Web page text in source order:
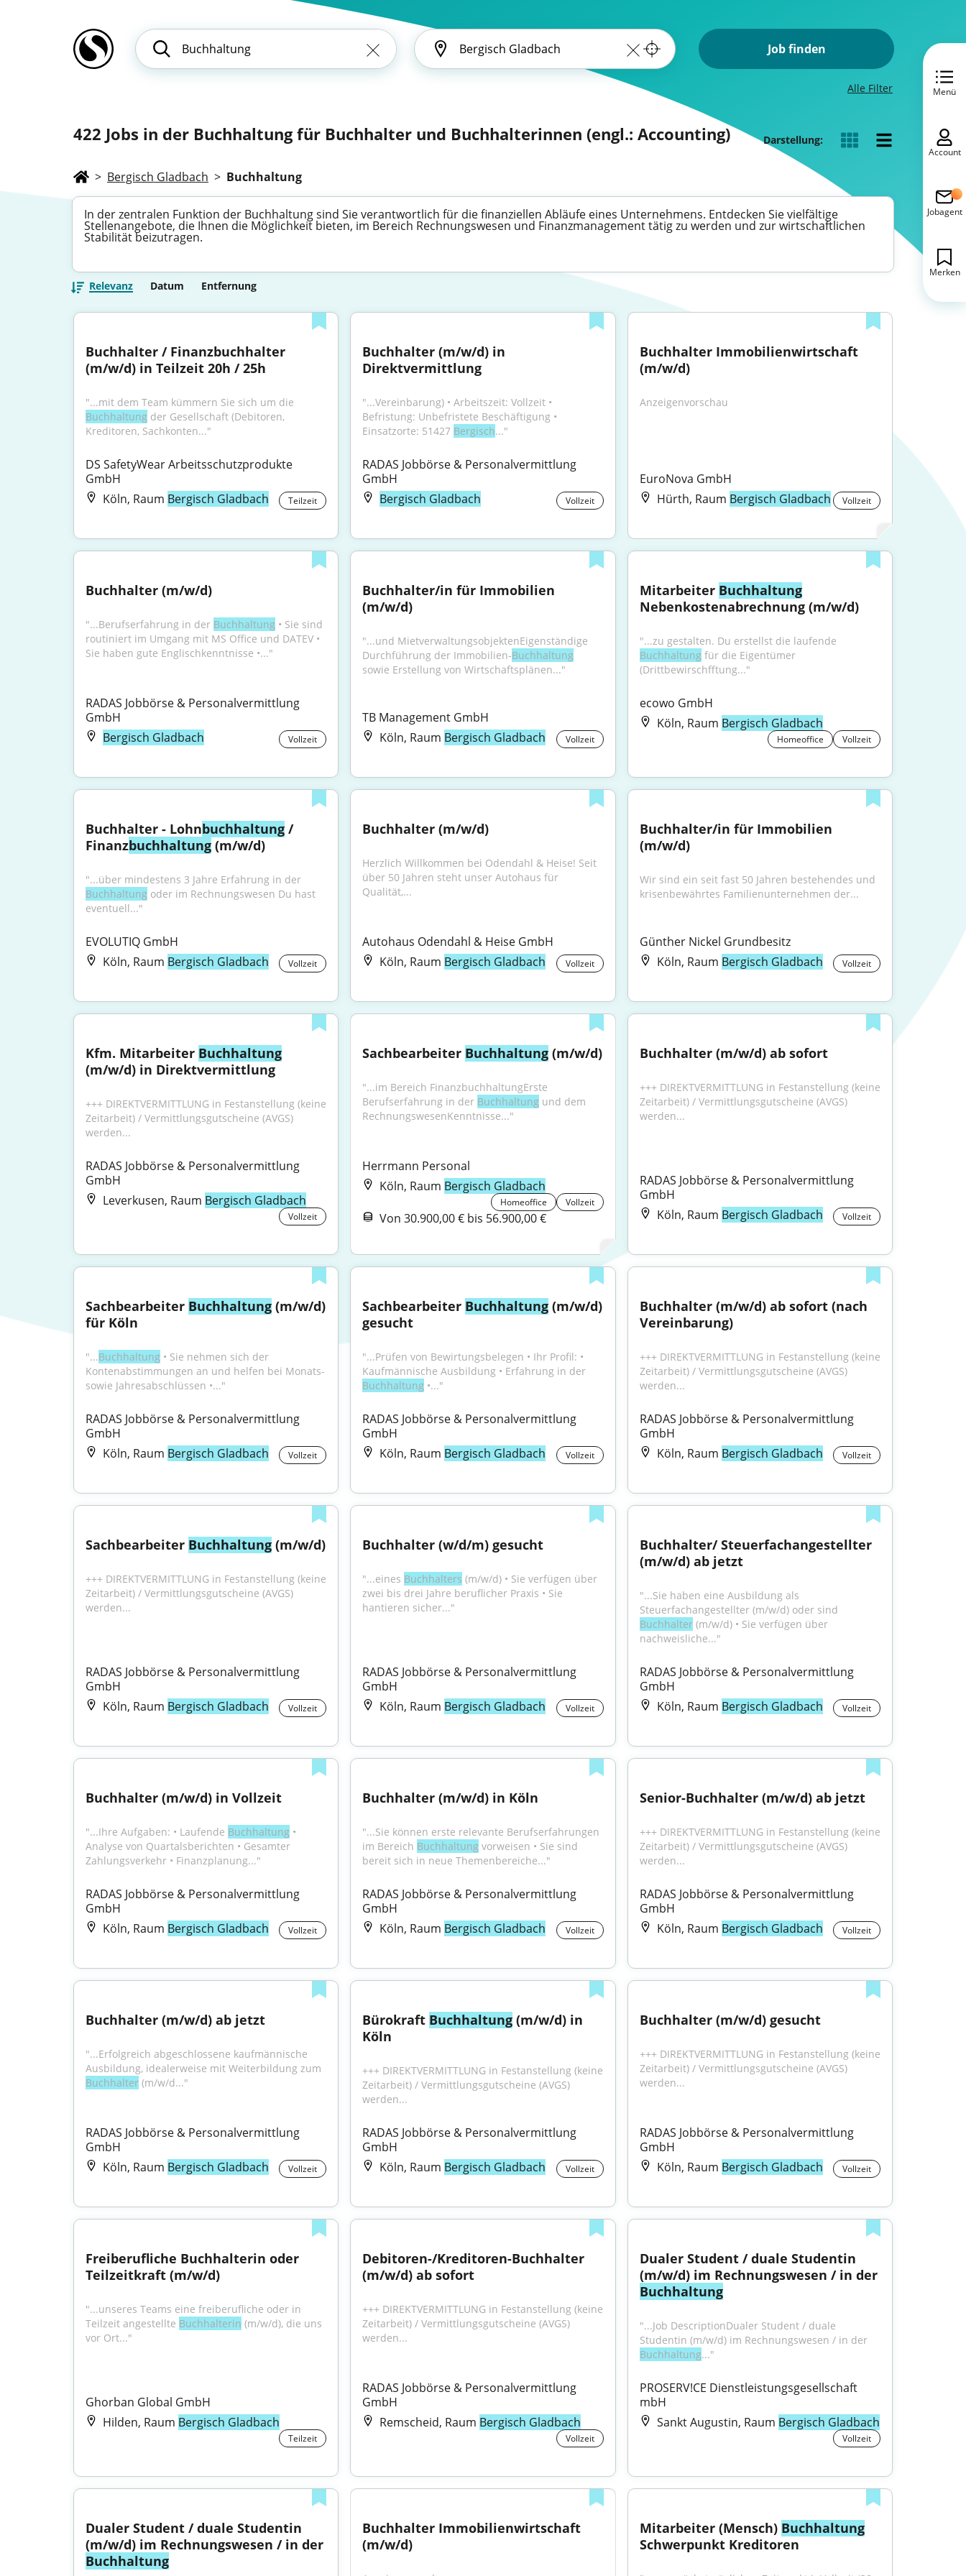
Job finden
Alle Filter
422 Jobs in der Buchhaltung für Buchhalter und Buchhalterinnen (engl.: Accounting) Darstellung:
> Bergisch Gladbach > Buchhaltung
In der zentralen Funktion der Buchhaltung sind Sie verantwortlich für die finanziellen Abläufe eines Unternehmens. Entdecken Sie vielfältige
Stellenangebote, die Ihnen die Möglichkeit bieten, im Bereich Rechnungswesen und Finanzmanagement tätig zu werden und zur wirtschaftlichen
Stabilität beizutragen.
Relevanz Datum Entfernung
Buchhalter / Finanzbuchhalter
(m/w/d) in Teilzeit 20h / 25h
Buchhaltung der Gesellschaft (Debitoren,
Kreditoren, Sachkonten..."
DS SafetyWear Arbeitsschutzprodukte
GmbH
Köln, Raum Bergisch Gladbach Teilzeit
Buchhalter (m/w/d) in
Direktvermittlung
"...Vereinbarung) • Arbeitszeit: Vollzeit •
Befristung: Unbefristete Beschäftigung •
Einsatzorte: 51427 Bergisch..."
RADAS Jobbörse & Personalvermittlung
GmbH
Bergisch Gladbach
Vollzeit
Buchhalter Immobilienwirtschaft
(m/w/d)
Anzeigenvorschau
EuroNova GmbH
Hürth, Raum Bergisch Gladbach Vollzeit
Buchhalter (m/w/d)
"...Berufserfahrung in der Buchhaltung • Sie sind
routiniert im Umgang mit MS Office und DATEV •
Sie haben gute Englischkenntnisse •..."
RADAS Jobbörse & Personalvermittlung
GmbH
Bergisch Gladbach
Vollzeit
Buchhalter/in für Immobilien
(m/w/d)
"...und MietverwaltungsobjektenEigenständige
Durchführung der Immobilien-Buchhaltung
sowie Erstellung von Wirtschaftsplänen..."
TB Management GmbH
Köln, Raum Bergisch Gladbach Vollzeit
Mitarbeiter Buchhaltung
Nebenkostenabrechnung (m/w/d)
Buchhaltung für die Eigentümer
(Drittbewirschfftung..."
ecowo GmbH
Köln, Raum Bergisch Gladbach
Homeoffice Vollzeit
Buchhalter - Lohnbuchhaltung /
Finanzbuchhaltung (m/w/d)
Buchhaltung oder im Rechnungswesen Du hast
eventuell..."
EVOLUTIQ GmbH
Köln, Raum Bergisch Gladbach Vollzeit
Buchhalter (m/w/d)
Herzlich Willkommen bei Odendahl & Heise! Seit
über 50 Jahren steht unser Autohaus für
Qualität,...
Autohaus Odendahl & Heise GmbH
Köln, Raum Bergisch Gladbach Vollzeit
Buchhalter/in für Immobilien
(m/w/d)
Wir sind ein seit fast 50 Jahren bestehendes und
krisenbewährtes Familienunternehmen der...
Günther Nickel Grundbesitz
Köln, Raum Bergisch Gladbach Vollzeit
Kfm. Mitarbeiter Buchhaltung
(m/w/d) in Direktvermittlung
+++ DIREKTVERMITTLUNG in Festanstellung (keine
Zeitarbeit) / Vermittlungsgutscheine (AVGS)
werden...
RADAS Jobbörse & Personalvermittlung
GmbH
Leverkusen, Raum Bergisch Gladbach
Vollzeit
Sachbearbeiter Buchhaltung (m/w/d)
"...im Bereich FinanzbuchhaltungErste
Berufserfahrung in der Buchhaltung und dem
RechnungswesenKenntnisse..."
Herrmann Personal
Köln, Raum Bergisch Gladbach
Homeoffice Vollzeit
Von 30.900,00 € bis 56.900,00 €
Buchhalter (m/w/d) ab sofort
+++ DIREKTVERMITTLUNG in Festanstellung (keine
Zeitarbeit) / Vermittlungsgutscheine (AVGS)
werden...
RADAS Jobbörse & Personalvermittlung
GmbH
Köln, Raum Bergisch Gladbach Vollzeit
Sachbearbeiter Buchhaltung (m/w/d)
für Köln
"...Buchhaltung • Sie nehmen sich der
Kontenabstimmungen an und helfen bei Monats-
sowie Jahresabschlüssen •..."
RADAS Jobbörse & Personalvermittlung
GmbH
Köln, Raum Bergisch Gladbach Vollzeit
Sachbearbeiter Buchhaltung (m/w/d)
gesucht
"...Prüfen von Bewirtungsbelegen • Ihr Profil: •
Buchhaltung •..."
RADAS Jobbörse & Personalvermittlung
GmbH
Köln, Raum Bergisch Gladbach Vollzeit
Buchhalter (m/w/d) ab sofort (nach
Vereinbarung)
+++ DIREKTVERMITTLUNG in Festanstellung (keine
Zeitarbeit) / Vermittlungsgutscheine (AVGS)
werden...
RADAS Jobbörse & Personalvermittlung
GmbH
Köln, Raum Bergisch Gladbach Vollzeit
Sachbearbeiter Buchhaltung (m/w/d)
+++ DIREKTVERMITTLUNG in Festanstellung (keine
Zeitarbeit) / Vermittlungsgutscheine (AVGS)
werden...
RADAS Jobbörse & Personalvermittlung
GmbH
Köln, Raum Bergisch Gladbach Vollzeit
Buchhalter (w/d/m) gesucht
"...eines Buchhalters (m/w/d) • Sie verfügen über
zwei bis drei Jahre beruflicher Praxis • Sie
hantieren sicher..."
RADAS Jobbörse & Personalvermittlung
GmbH
Köln, Raum Bergisch Gladbach Vollzeit
Buchhalter/ Steuerfachangestellter
(m/w/d) ab jetzt
"...Sie haben eine Ausbildung als
Buchhalter (m/w/d) • Sie verfügen über
nachweisliche..."
RADAS Jobbörse & Personalvermittlung
GmbH
Köln, Raum Bergisch Gladbach Vollzeit
Buchhalter (m/w/d) in Vollzeit
"...Ihre Aufgaben: • Laufende Buchhaltung •
Analyse von Quartalsberichten • Gesamter
Zahlungsverkehr • Finanzplanung..."
RADAS Jobbörse & Personalvermittlung
GmbH
Köln, Raum Bergisch Gladbach Vollzeit
Buchhalter (m/w/d) in Köln
"...Sie können erste relevante Berufserfahrungen
im Bereich Buchhaltung vorweisen • Sie sind
bereit sich in neue Themenbereiche..."
RADAS Jobbörse & Personalvermittlung
GmbH
Köln, Raum Bergisch Gladbach Vollzeit
Senior-Buchhalter (m/w/d) ab jetzt
+++ DIREKTVERMITTLUNG in Festanstellung (keine
Zeitarbeit) / Vermittlungsgutscheine (AVGS)
werden...
RADAS Jobbörse & Personalvermittlung
GmbH
Köln, Raum Bergisch Gladbach Vollzeit
Buchhalter (m/w/d) ab jetzt
"...Erfolgreich abgeschlossene kaufmännische
Buchhalter (m/w/d..."
RADAS Jobbörse & Personalvermittlung
GmbH
Köln, Raum Bergisch Gladbach Vollzeit
Bürokraft Buchhaltung (m/w/d) in
Köln
+++ DIREKTVERMITTLUNG in Festanstellung (keine
Zeitarbeit) / Vermittlungsgutscheine (AVGS)
werden...
RADAS Jobbörse & Personalvermittlung
GmbH
Köln, Raum Bergisch Gladbach Vollzeit
Buchhalter (m/w/d) gesucht
+++ DIREKTVERMITTLUNG in Festanstellung (keine
Zeitarbeit) / Vermittlungsgutscheine (AVGS)
werden...
RADAS Jobbörse & Personalvermittlung
GmbH
Köln, Raum Bergisch Gladbach Vollzeit
Freiberufliche Buchhalterin oder
Teilzeitkraft (m/w/d)
"...unseres Teams eine freiberufliche oder in
Teilzeit angestellte Buchhalterin (m/w/d), die uns
vor Ort..."
Ghorban Global GmbH
Hilden, Raum Bergisch Gladbach
Teilzeit
Debitoren-/Kreditoren-Buchhalter
(m/w/d) ab sofort
+++ DIREKTVERMITTLUNG in Festanstellung (keine
Zeitarbeit) / Vermittlungsgutscheine (AVGS)
werden...
RADAS Jobbörse & Personalvermittlung
GmbH
Remscheid, Raum Bergisch Gladbach
Vollzeit
Dualer Student / duale Studentin
(m/w/d) im Rechnungswesen / in der
Buchhaltung
"...Job DescriptionDualer Student / duale
Studentin (m/w/d) im Rechnungswesen / in der
Buchhaltung..."
PROSERV!CE Dienstleistungsgesellschaft
mbH
Sankt Augustin, Raum Bergisch Gladbach
Vollzeit
Dualer Student / duale Studentin
Buchhaltung
Buchhalter Immobilienwirtschaft
(m/w/d)
Mitarbeiter (Mensch) Buchhaltung
Schwerpunkt Kreditoren
Menü
Account
Jobagent
Merken